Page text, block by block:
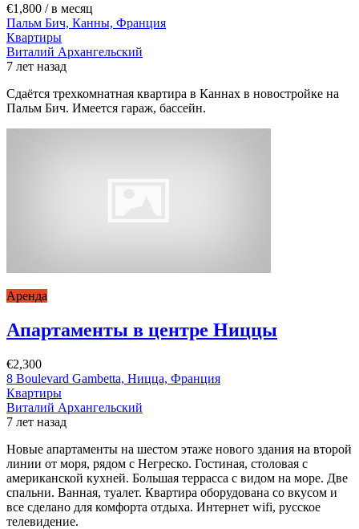
€1,800 / в месяц
Пальм Бич, Канны, Франция
Квартиры
Виталий Архангельский
7 лет назад
Сдаётся трехкомнатная квартира в Каннах в новостройке на
Пальм Бич. Имеется гараж, бассейн.
Аренда
Апартаменты в центре Ниццы
€2,300
8 Boulevard Gambetta, Ницца, Франция
Квартиры
Виталий Архангельский
7 лет назад
Новые апартаменты на шестом этаже нового здания на второй
линии от моря, рядом с Негреско. Гостиная, столовая с
американской кухней. Большая террасса с видом на море. Две
спальни. Ванная, туалет. Квартира оборудована со вкусом и
все сделано для комфорта отдыха. Интернет wifi, русское
телевидение.